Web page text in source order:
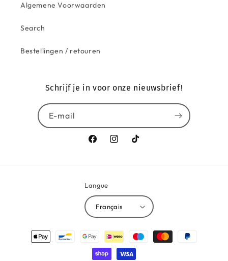
Algemene Voorwaarden
Search
Bestellingen / retouren
Schrijf je in voor onze nieuwsbrief!
E-mail
FacebookInstagramTikTok
Langue
Français
Moyens